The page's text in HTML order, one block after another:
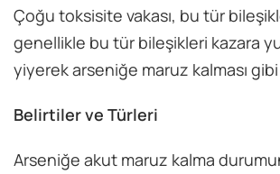
Çoğu toksisite vakası, bu tür
genellikle bu tür bileşikleri kazara
yiyerek arseniğe maruz kalması
Belirtiler ve Türleri
Arseniğe akut maruz kalma